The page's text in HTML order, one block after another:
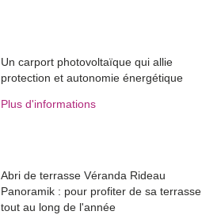
Un carport photovoltaïque qui allie
protection et autonomie énergétique
Plus d'informations
Abri de terrasse Véranda Rideau
Panoramik : pour profiter de sa terrasse
tout au long de l'année